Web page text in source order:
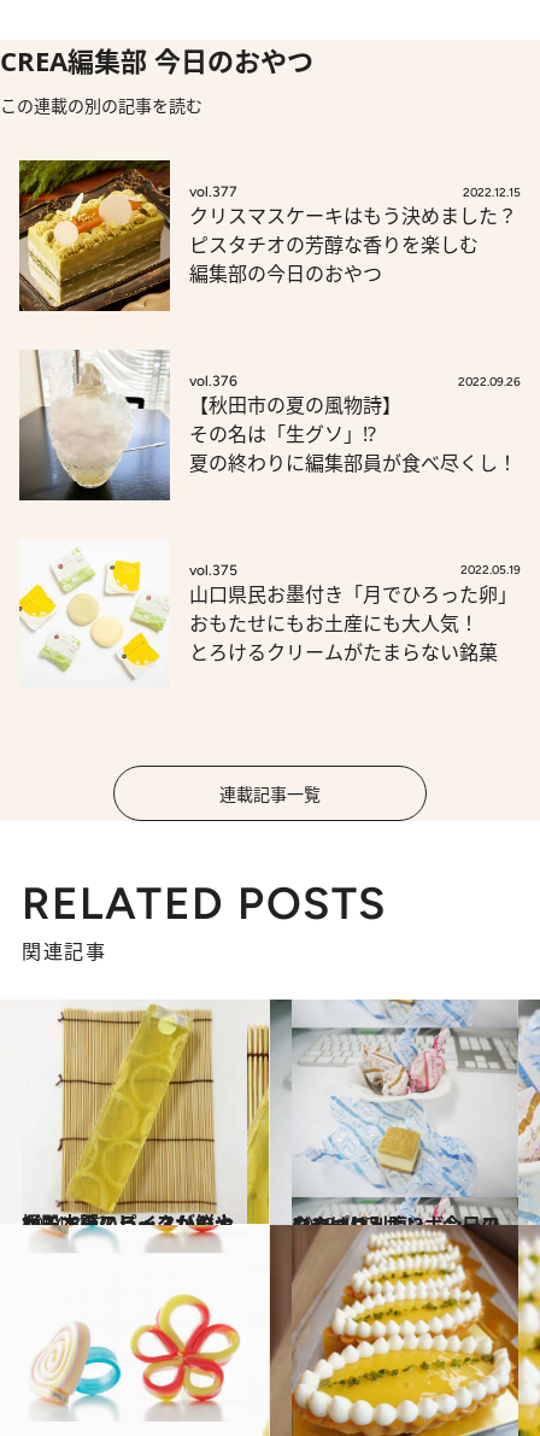
CREA編集部 今日のおやつ
この連載の別の記事を読む
vol.377 2022.12.15
クリスマスケーキはもう決めました？
ピスタチオの芳醇な香りを楽しむ
編集部の今日のおやつ
vol.376 2022.09.26
【秋田市の夏の風物詩】
その名は「生グソ」!?
夏の終わりに編集部員が食べ尽くし！
vol.375 2022.05.19
山口県民お墨付き「月でひろった卵」
おもたせにもお土産にも大人気！
とろけるクリームがたまらない銘菓
連載記事一覧
RELATED POSTS
関連記事
2014.8.22
レモンのスライスが鮮やか！ 夏にピッタリの大極殿本舗のレースかん
グルメ 2013.4.17
やっぱり別腹!? 今日のおやつは…ボンボンーフロマージュ
グルメ